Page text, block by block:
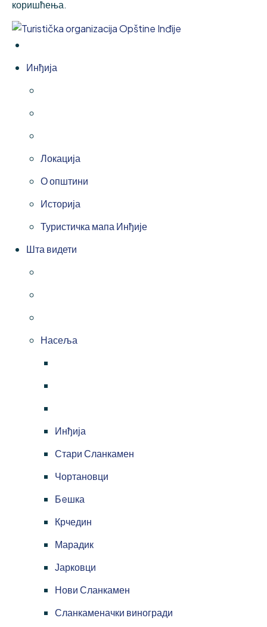
коришћења.
Инђија
Локација
О општини
Историја
Туристичка мапа Инђије
Шта видети
Насеља
Инђија
Стари Сланкамен
Чортановци
Бeшка
Крчедин
Марадик
Јарковци
Нови Сланкамен
Сланкаменачки виногради